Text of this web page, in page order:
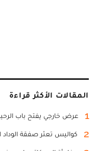
المقالات الأكثر قراءة
1 عرض خارجي يفتح باب
2 كواليس تعثر صفقة